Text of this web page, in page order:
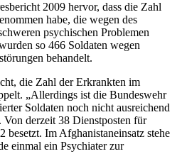
2009 hervor, dass die Zahl
habe, die wegen des
psychischen Problemen
so 466 Soldaten wegen
behandelt.
die Zahl der Erkrankten im
„Allerdings ist die Bundeswehr
Soldaten noch nicht ausreichend
Von derzeit 38 Dienstposten für
besetzt. Im Afghanistaneinsatz stehe
einmal ein Psychiater zur